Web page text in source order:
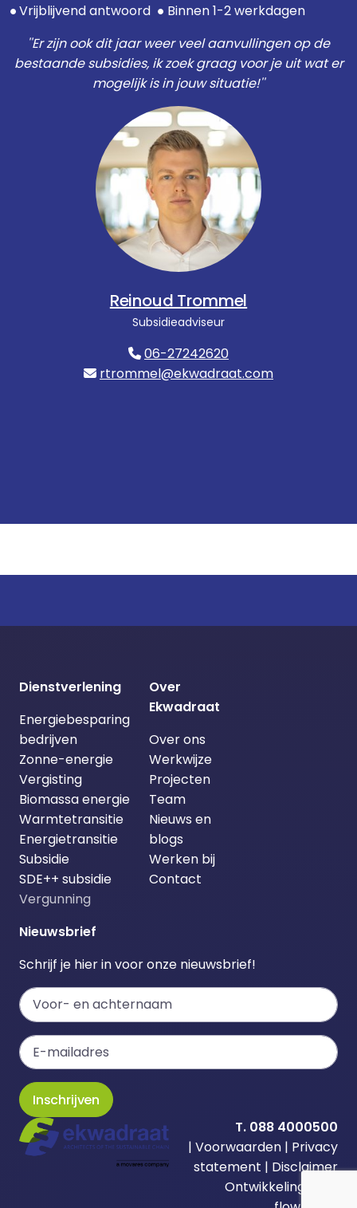
● Vrijblijvend antwoord ● Binnen 1-2 werkdagen
''Er zijn ook dit jaar weer veel aanvullingen op de
bestaande subsidies, ik zoek graag voor je uit wat er
mogelijk is in jouw situatie!''
Reinoud Trommel
Subsidieadviseur
06-27242620
rtrommel@ekwadraat.com
Dienstverlening
Energiebesparing
bedrijven
Zonne-energie
Vergisting
Biomassa energie
Warmtetransitie
Energietransitie
Subsidie
SDE++ subsidie
Vergunning
Over
Ekwadraat
Over ons
Werkwijze
Projecten
Team
Nieuws en
blogs
Werken bij
Contact
Nieuwsbrief
Schrijf je hier in voor onze nieuwsbrief!
Inschrijven
T. 088 4000500
| Voorwaarden | Privacy
statement | Disclaimer
Ontwikkeling door